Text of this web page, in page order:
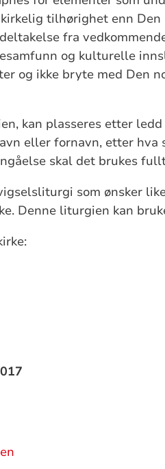
tilhørighet enn Den
fra
og kulturelle
og ikke bryte med Den
kan plasseres etter ledd
eller fornavn, etter
skal det brukes
som ønsker
Denne liturgien kan